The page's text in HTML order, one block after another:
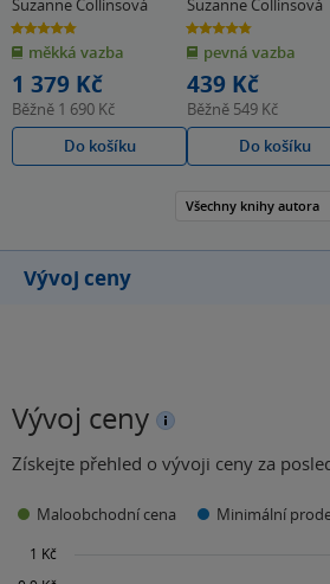
Suzanne Collinsová
4.8
z
5
hvězdiček
měkká vazba
1 379 Kč
Běžně 1 690 Kč
Do košíku
Suzanne Collinsová
4.8
z
5
hvězdiček
pevná vazba
439 Kč
Běžně 549 Kč
Do košíku
Všechny knihy autora
Vývoj ceny
Vývoj ceny
Získejte přehled o vývoji ceny za
Maloobchodní cena Minimální